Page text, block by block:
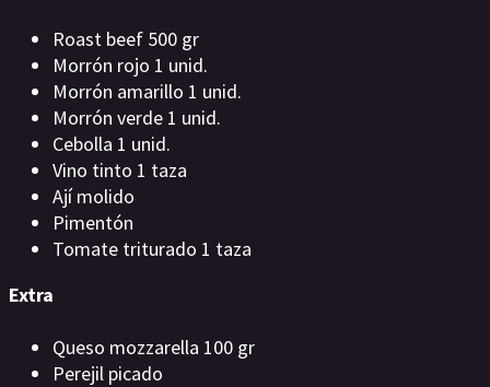
Roast beef 500 gr
Morrón rojo 1 unid.
Morrón amarillo 1 unid.
Morrón verde 1 unid.
Cebolla 1 unid.
Vino tinto 1 taza
Ají molido
Pimentón
Tomate triturado 1 taza
Extra
Queso mozzarella 100 gr
Perejil picado